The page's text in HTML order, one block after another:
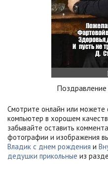
Смотрите онлайн или можете
компьютер в хорошем
забывайте оставить
фотографии и изображения
Владик с днем рождения и
дедушки прикольные из